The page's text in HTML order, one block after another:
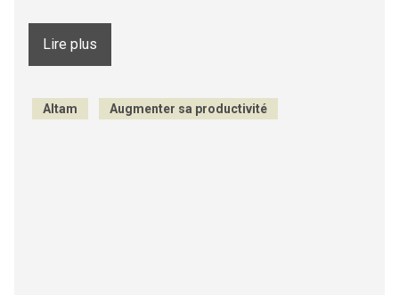
Lire plus
Altam Augmenter sa productivité